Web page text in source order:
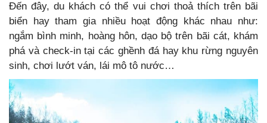
Đến đây, du khách có thể vui chơi thoả thích trên bãi
biển hay tham gia nhiều hoạt động khác nhau như:
ngắm bình minh, hoàng hôn, dạo bộ trên bãi cát, khám
phá và check-in tại các ghềnh đá hay khu rừng nguyên
sinh, chơi lướt ván, lái mô tô nước…